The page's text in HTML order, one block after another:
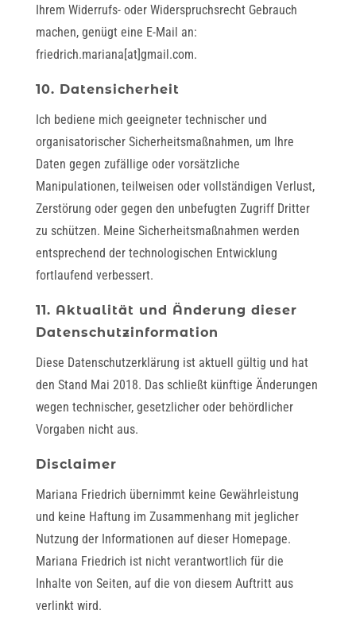
Ihrem Widerrufs- oder Widerspruchsrecht Gebrauch
machen, genügt eine E-Mail an:
friedrich.mariana[at]gmail.com.
10. Datensicherheit
Ich bediene mich geeigneter technischer und
organisatorischer Sicherheitsmaßnahmen, um Ihre
Daten gegen zufällige oder vorsätzliche
Manipulationen, teilweisen oder vollständigen Verlust,
Zerstörung oder gegen den unbefugten Zugriff Dritter
zu schützen. Meine Sicherheitsmaßnahmen werden
entsprechend der technologischen Entwicklung
fortlaufend verbessert.
11. Aktualität und Änderung dieser
Datenschutzinformation
Diese Datenschutzerklärung ist aktuell gültig und hat
den Stand Mai 2018. Das schließt künftige Änderungen
wegen technischer, gesetzlicher oder behördlicher
Vorgaben nicht aus.
Disclaimer
Mariana Friedrich übernimmt keine Gewährleistung
und keine Haftung im Zusammenhang mit jeglicher
Nutzung der Informationen auf dieser Homepage.
Mariana Friedrich ist nicht verantwortlich für die
Inhalte von Seiten, auf die von diesem Auftritt aus
verlinkt wird.